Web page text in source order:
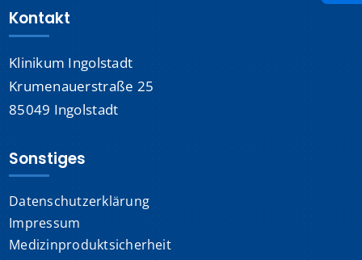
Karriere
Suche
nach:
Kontakt
Klinikum Ingolstadt
Krumenauerstraße 25
85049 Ingolstadt
Sonstiges
Datenschutzerklärung
Impressum
Medizinproduktsicherheit